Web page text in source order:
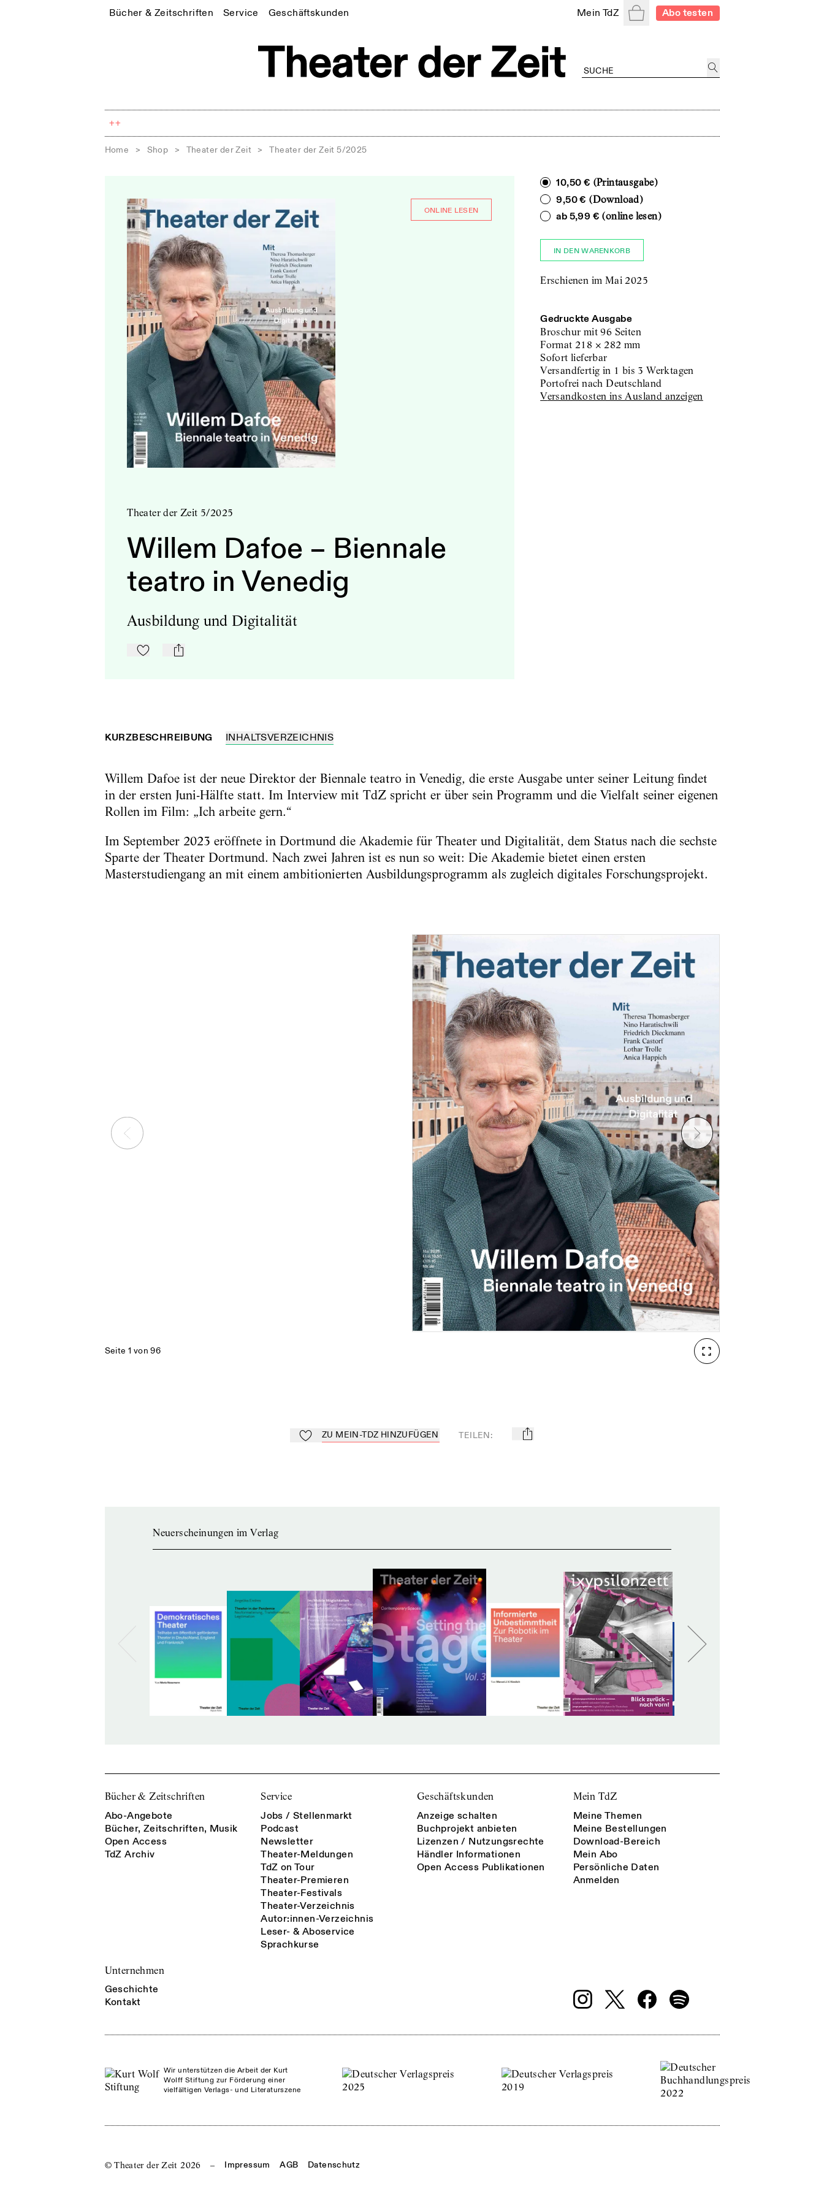
Bücher & Zeitschriften Service Geschäftskunden Mein TdZ WarenkorbAbo testen
++
Home > Shop > Theater der Zeit > Theater der Zeit 5/2025
ONLINE LESEN
Theater der Zeit 5/2025
Willem Dafoe – Biennale
teatro in Venedig
Ausbildung und Digitalität
Zu Mein-TdZ hinzufügen
mail
10,50 € (Printausgabe)
9,50 € (Download)
ab 5,99 € (online lesen)
IN DEN WARENKORB
Erschienen im Mai 2025
Gedruckte Ausgabe
Broschur mit 96 Seiten
Format 218 ×282 mm
sofort lieferbar
versandfertig in 1 bis 3 Werktagen
portofrei nach Deutschland
Versandkosten ins Ausland anzeigen
KURZBESCHREIBUNG INHALTSVERZEICHNIS
Willem Dafoe ist der neue Direktor der Biennale teatro in Venedig, die erste Ausgabe unter seiner Leitung findet
in der ersten Juni-Hälfte statt. Im Interview mit TdZ spricht er über sein Programm und die Vielfalt seiner eigenen
Rollen im Film: „Ich arbeite gern.“
Im September 2023 eröffnete in Dortmund die Akademie für Theater und Digitalität, dem Status nach die sechste
Sparte der Theater Dortmund. Nach zwei Jahren ist es nun so weit: Die Akademie bietet einen ersten
Masterstudiengang an mit einem ambitionierten Ausbildungsprogramm als zugleich digitales Forschungsprojekt.
Seite 1 von 96
Zu Mein-TdZ hinzufügen
ZU MEIN-TDZ HINZUFÜGEN TEILEN: mail
Neuerscheinungen im Verlag
Bücher & Zeitschriften
Abo-Angebote
Bücher, Zeitschriften, Musik
Open Access
TdZ Archiv
Service
Jobs / Stellenmarkt
Podcast
Newsletter
Theater-Meldungen
TdZ on Tour
Theater-Premieren
Theater-Festivals
Theater-Verzeichnis
Autor:innen-Verzeichnis
Leser- & Aboservice
Sprachkurse
Geschäftskunden
Anzeige schalten
Buchprojekt anbieten
Lizenzen / Nutzungsrechte
Händler Informationen
Open Access Publikationen
Mein TdZ
Meine Themen
Meine Bestellungen
Download-Bereich
Mein Abo
Persönliche Daten
Anmelden
Unternehmen
Geschichte
Kontakt
Wir unterstützen die Arbeit der Kurt
Wolff Stiftung zur Förderung einer
vielfältigen Verlags- und Literaturszene
© Theater der Zeit2026 – Impressum AGB Datenschutz